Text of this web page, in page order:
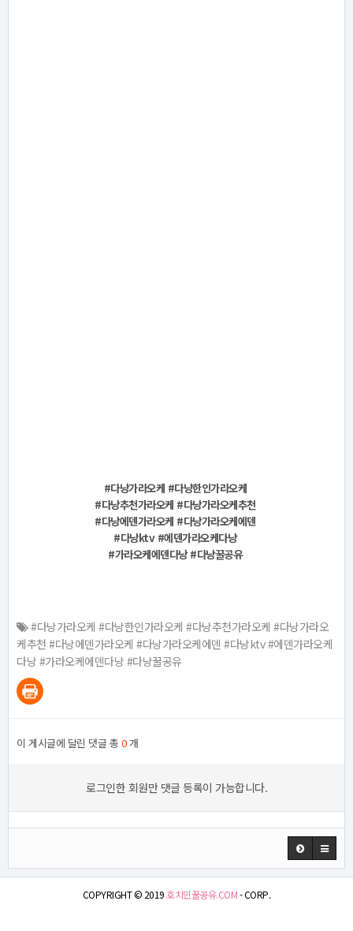
#다낭가라오케 #다낭한인가라오케
#다낭추천가라오케 #다낭가라오케추천
#다낭에덴가라오케 #다낭가라오케에덴
#다낭ktv #에덴가라오케다낭
#가라오케에덴다낭 #다낭꿀공유
#다낭가라오케 #다낭한인가라오케 #다낭추천가라오케 #다낭가라오
케추천 #다낭에덴가라오케 #다낭가라오케에덴 #다낭ktv #에덴가라오케
다낭 #가라오케에덴다낭 #다낭꿀공유
이 게시글에 달린 댓글 총 0개
로그인한 회원만 댓글 등록이 가능합니다.
COPYRIGHT © 2019호치민꿀공유.COM- CORP.